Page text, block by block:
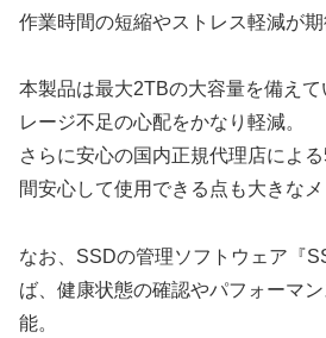
作業時間の短縮やストレス軽減が期
本製品は最大2TBの大容量を備えて
レージ不足の心配をかなり軽減。
さらに安心の国内正規代理店によ
間安心して使用できる点も大きなメ
なお、SSDの管理ソフトウェア『
ば、健康状態の確認やパフォーマ
能。